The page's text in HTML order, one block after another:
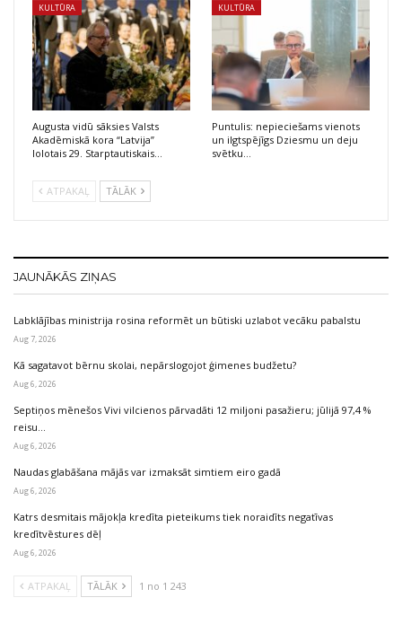
KULTŪRA
Augusta vidū sāksies Valsts
Akadēmiskā kora “Latvija”
lolotais 29. Starptautiskais…
KULTŪRA
Puntulis: nepieciešams vienots
un ilgtspējīgs Dziesmu un deju
svētku…
ATPAKAĻ TĀLĀK
JAUNĀKĀS ZIŅAS
Labklājības ministrija rosina reformēt un būtiski uzlabot vecāku pabalstu
Aug 7, 2026
Kā sagatavot bērnu skolai, nepārslogojot ģimenes budžetu?
Aug 6, 2026
Septiņos mēnešos Vivi vilcienos pārvadāti 12 miljoni pasažieru; jūlijā 97,4 %
reisu…
Aug 6, 2026
Naudas glabāšana mājās var izmaksāt simtiem eiro gadā
Aug 6, 2026
Katrs desmitais mājokļa kredīta pieteikums tiek noraidīts negatīvas
kredītvēstures dēļ
Aug 6, 2026
ATPAKAĻ TĀLĀK 1 no 1 243